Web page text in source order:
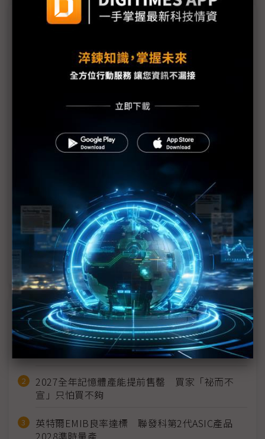
議題精選－廣州廠出售拍板 LGD下一步？
折舊結束、iPhone 16出貨 LGD業績望改善
分析：TCL華星吞LGD廣州廠 有助明年面板產業秩
中國OLED市佔率推估超過50% 韓企面臨嚴峻挑戰
大尺寸電視脫離不了LCD 三星、樂金OLED轉換恐
成空
iPhone 16銷售不如預期 LGD恐難轉虧為盈
近７天熱門報導
MLCC訂單過熱、出貨比創高 村田示警全球AI基
建熱潮將趨緩
2027全年記憶體產能提前售罄 買家「祕而不
宣」只怕買不夠
英特爾EMIB良率達標 聯發科第2代ASIC產品